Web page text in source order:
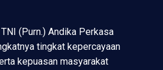
(Purn.) Andika Perkasa
tingkat kepercayaan
kepuasan masyarakat